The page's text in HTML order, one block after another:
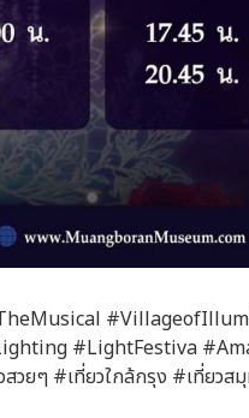
#LightFestiva
วยๆ #เที่ยวใกล้กรุง #เที่ย